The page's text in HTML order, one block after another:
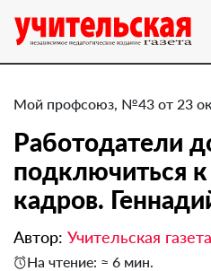
Мой профсоюз, №43 от 23
Работодатели
подключиться
кадров.
Автор: Учительская
На чтение: ≈ 6 мин.